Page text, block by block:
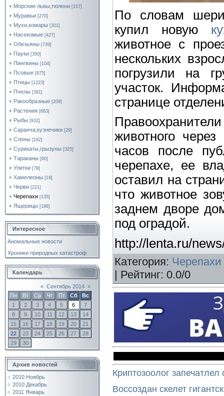
Морские львы,тюлени [157]
Муравьи [270]
Мухи,комары [301]
Насекомые [427]
Обезьяны [739]
Пауки [350]
Пингвины [104]
Псовые [675]
Птицы [1223]
Пчелы [391]
Ракообразные [209]
Растения [663]
Рыбы [932]
Саранча,кузнечики [29]
Слоны [162]
Сурикаты,грызуны [325]
Тараканы [60]
Улитки [79]
Хамелеоны [19]
Черви [221]
Черепахи [135]
Ящерицы [198]
Интересное
Аномальные новости
Хроники природных катастроф
Календарь
« Сентябрь 2014 »
Пн
Вт Ср Чт Пт Сб
Вс
1
2 3 4 5 6
7
8
9 10 11 12 13
14
15
16 17 18 19 20
21
22
23 24 25 26 27
28
29
30
Архив новостей
2010 Ноябрь
2010 Декабрь
2011 Январь
По словам
купил новую
животное с
нескольких
погрузили на
участок.
странице
животного
часов после
черепахе, ее
оставил на
что животное
заднем дворе
под оградой.
http://lenta.ru/
Категория: Черепахи
Рейтинг: 0.0/0
Криптозоолог
Воссоздан скелет